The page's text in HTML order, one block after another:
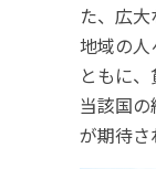
た、広大
地域の人
ともに
当該国
が期待さ